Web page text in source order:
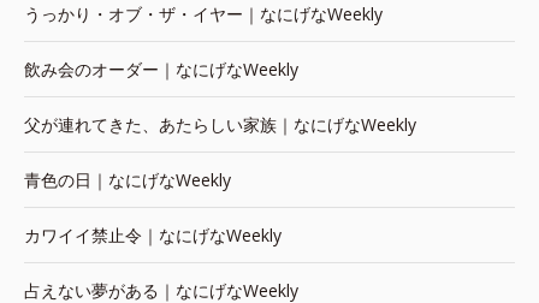
うっかり・オブ・ザ・イヤー｜なにげなWeekly
飲み会のオーダー｜なにげなWeekly
父が連れてきた、あたらしい家族｜なにげなWeekly
青色の日｜なにげなWeekly
カワイイ禁止令｜なにげなWeekly
占えない夢がある｜なにげなWeekly